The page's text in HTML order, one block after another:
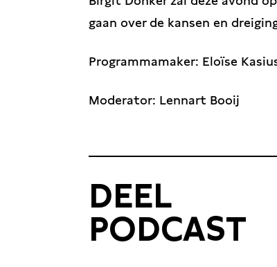
gaan over de kansen en
Programmamaker: Eloïse
Moderator: Lennart Booij
DEEL
PODCAST